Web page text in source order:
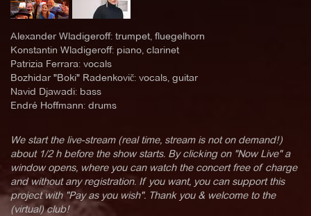
Alexander Wladigeroff: trumpet, fluegelhorn
Konstantin Wladigeroff: piano, clarinet
Patrizia Ferrara: vocals
Bozhidar "Boki" Radenkovič: vocals, guitar
Navid Djawadi: bass
Endré Hoffmann: drums
We start the live-stream (real time, stream is not on demand!)
about 1/2 h before the show starts. By clicking on "Now Live" a
window opens, where you can watch the concert free of charge
and without any registration. If you want, you can support this
project with "Pay as you wish". Thank you & welcome to the
(virtual) club!